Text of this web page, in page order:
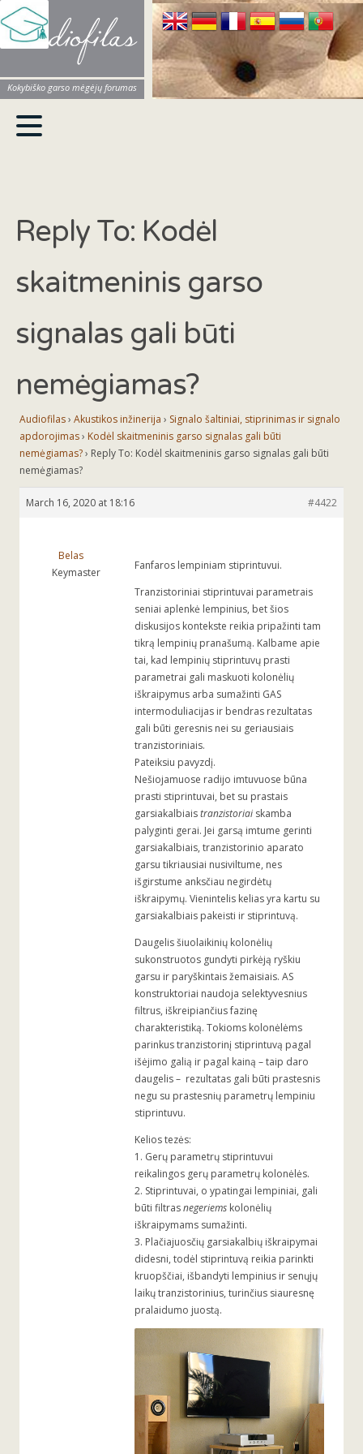
Audiofilas
Kokybiško garso mėgėjų forumas
Reply To: Kodėl
skaitmeninis garso
signalas gali būti
nemėgiamas?
Audiofilas› Akustikos inžinerija › Signalo šaltiniai, stiprinimas ir signalo
apdorojimas› Kodėl skaitmeninis garso signalas gali būti
nemėgiamas?› Reply To: Kodėl skaitmeninis garso signalas gali būti
nemėgiamas?
March 16, 2020 at 18:16 #4422
Belas
Keymaster
Fanfaros lempiniam stiprintuvui.
Tranzistoriniai stiprintuvai parametrais
seniai aplenkė lempinius, bet šios
diskusijos kontekste reikia pripažinti tam
tikrą lempinių pranašumą. Kalbame apie
tai, kad lempinių stiprintuvų prasti
parametrai gali maskuoti kolonėlių
iškraipymus arba sumažinti GAS
intermoduliacijas ir bendras rezultatas
gali būti geresnis nei su geriausiais
tranzistoriniais.
Pateiksiu pavyzdį.
Nešiojamuose radijo imtuvuose būna
prasti stiprintuvai, bet su prastais
garsiakalbiaistranzistoriai skamba
palyginti gerai. Jei garsą imtume gerinti
garsiakalbiais, tranzistorinio aparato
garsu tikriausiai nusiviltume, nes
išgirstume anksčiau negirdėtų
iškraipymų. Vienintelis kelias yra kartu su
garsiakalbiais pakeisti ir stiprintuvą.
Daugelis šiuolaikinių kolonėlių
sukonstruotos gundyti pirkėją ryškiu
garsu ir paryškintais žemaisiais. AS
konstruktoriai naudoja selektyvesnius
filtrus, iškreipiančius fazinę
charakteristiką. Tokioms kolonėlėms
parinkus tranzistorinį stiprintuvą pagal
išėjimo galią ir pagal kainą – taip daro
daugelis – rezultatas gali būti prastesnis
negu su prastesnių parametrų lempiniu
stiprintuvu.
Kelios tezės:
1. Gerų parametrų stiprintuvui
reikalingos gerų parametrų kolonėlės.
2. Stiprintuvai, o ypatingai lempiniai, gali
būti filtrasnegeriems kolonėlių
iškraipymams sumažinti.
3. Plačiajuosčių garsiakalbių iškraipymai
didesni, todėl stiprintuvą reikia parinkti
kruopščiai, išbandyti lempinius ir senųjų
laikų tranzistorinius, turinčius siauresnę
pralaidumo juostą.